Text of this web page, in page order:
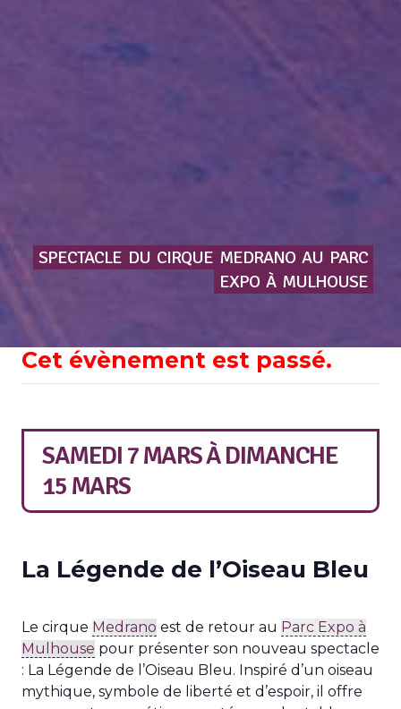
SPECTACLE DU CIRQUE MEDRANO AU PARC
EXPO À MULHOUSE
Cet évènement est passé.
SAMEDI 7 MARSÀDIMANCHE
15 MARS
La Légende de l’Oiseau Bleu
Le cirque Medrano est de retour au Parc Expo à
Mulhouse pour présenter son nouveau spectacle
: La Légende de l’Oiseau Bleu. Inspiré d’un oiseau
mythique, symbole de liberté et d’espoir, il offre